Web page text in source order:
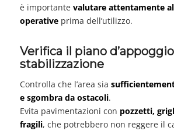
è importante valutare attentamente
operativeprima dell’utilizzo.
Verifica il piano
stabilizzazione
Controlla che l’area sia
e sgombra da ostacoli.
Evita pavimentazioni con pozzetti,
fragili, che potrebbero non reggere il